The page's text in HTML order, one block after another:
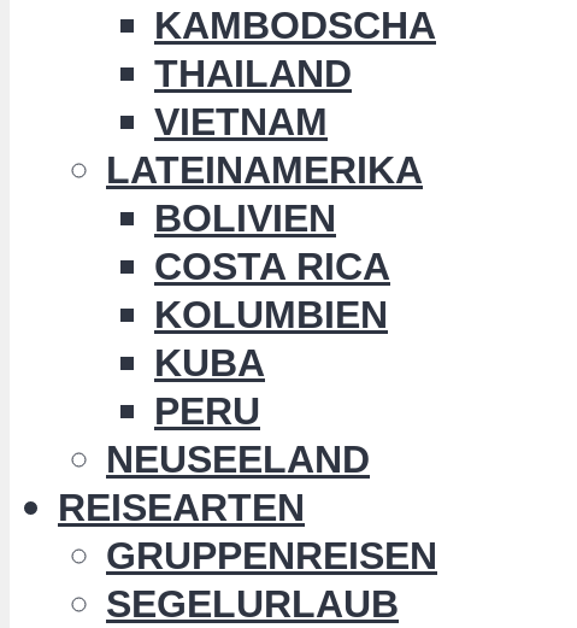
KAMBODSCHA
THAILAND
VIETNAM
LATEINAMERIKA
BOLIVIEN
COSTA RICA
KOLUMBIEN
KUBA
PERU
NEUSEELAND
REISEARTEN
GRUPPENREISEN
SEGELURLAUB